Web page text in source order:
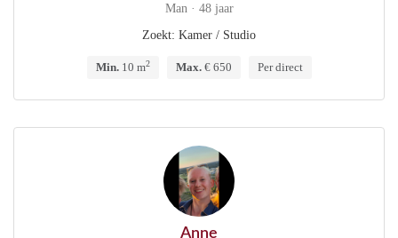
Man · 48 jaar
Zoekt: Kamer / Studio
Min.10 m2 Max.€ 650 Per direct
Anne